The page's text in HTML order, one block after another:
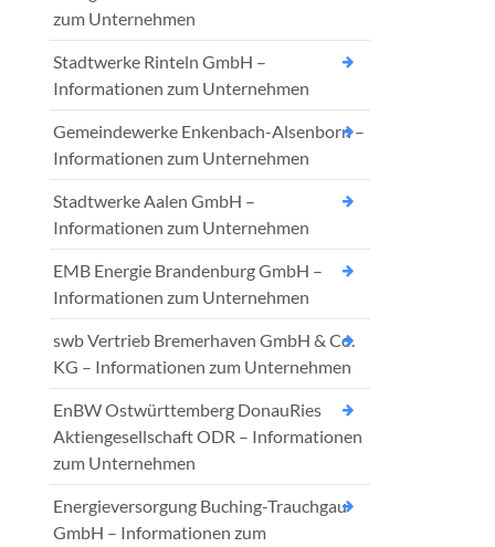
zum Unternehmen
Stadtwerke Rinteln GmbH –
Informationen zum Unternehmen
Gemeindewerke Enkenbach-Alsenborn –
Informationen zum Unternehmen
Stadtwerke Aalen GmbH –
Informationen zum Unternehmen
EMB Energie Brandenburg GmbH –
Informationen zum Unternehmen
swb Vertrieb Bremerhaven GmbH & Co.
KG – Informationen zum Unternehmen
EnBW Ostwürttemberg DonauRies
Aktiengesellschaft ODR – Informationen
zum Unternehmen
Energieversorgung Buching-Trauchgau
GmbH – Informationen zum